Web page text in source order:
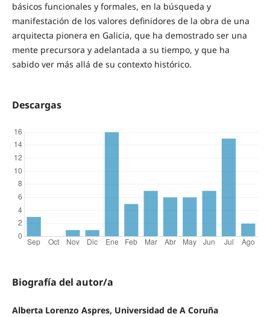
básicos funcionales y formales, en la búsqueda y
manifestación de los valores definidores de la obra de una
arquitecta pionera en Galicia, que ha demostrado ser una
mente precursora y adelantada a su tiempo, y que ha
sabido ver más allá de su contexto histórico.
Descargas
Biografía del autor/a
Alberta Lorenzo Aspres, Universidad de A Coruña